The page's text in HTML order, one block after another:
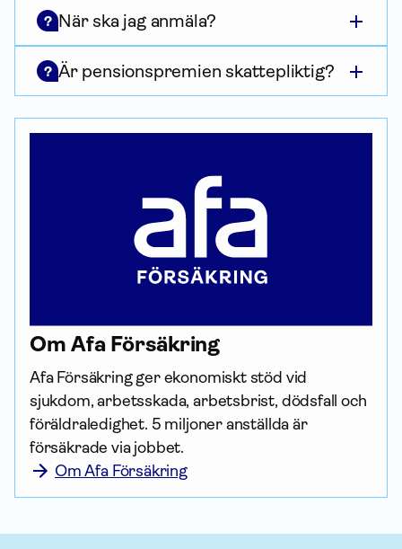
? När ska jag anmäla?
? Är pensionspremien skattepliktig?
Om Afa För­säkring
Afa För­säkring ger ekonomiskt stöd vid
sjukdom, arbetsskada, arbetsbrist, dödsfall och
föräldraledighet. 5 miljoner anställda är
försäkrade via jobbet.
Om Afa Försäkring